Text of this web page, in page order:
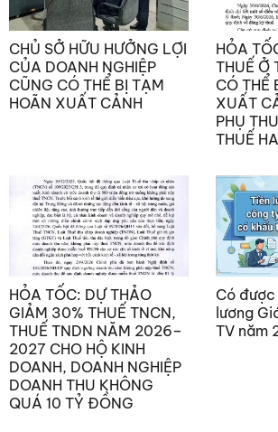
CHỦ SỞ HỮU HƯỞNG LỢI
CỦA DOANH NGHIỆP
CŨNG CÓ THỂ BỊ TẠM
HOÃN XUẤT CẢNH
HỎA
THUẾ Ở
CÓ THỂ
XUẤT
PHỤ
THUẾ
HỎA TỐC: DỰ THẢO
GIẢM 30% THUẾ TNCN,
THUẾ TNDN NĂM 2026–
2027 CHO HỘ KINH
DOANH, DOANH NGHIỆP
DOANH THU KHÔNG
QUÁ 10 TỶ ĐỒNG
Có
lương
TV năm